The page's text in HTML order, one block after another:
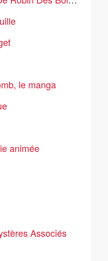
le manga
animée
Associés